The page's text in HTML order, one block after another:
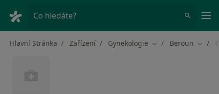
Co hledáte?
Hlavní Stránka Zařízení Gynekologie Změna města
Beroun